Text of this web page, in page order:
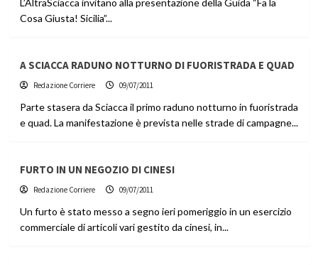
L’AltraSciacca invitano alla presentazione della Guida “Fa la
Cosa Giusta! Sicilia”...
A SCIACCA RADUNO NOTTURNO DI FUORISTRADA E QUAD
Redazione Corriere 09/07/2011
Parte stasera da Sciacca il primo raduno notturno in fuoristrada
e quad. La manifestazione è prevista nelle strade di campagne...
FURTO IN UN NEGOZIO DI CINESI
Redazione Corriere 09/07/2011
Un furto è stato messo a segno ieri pomeriggio in un esercizio
commerciale di articoli vari gestito da cinesi, in...